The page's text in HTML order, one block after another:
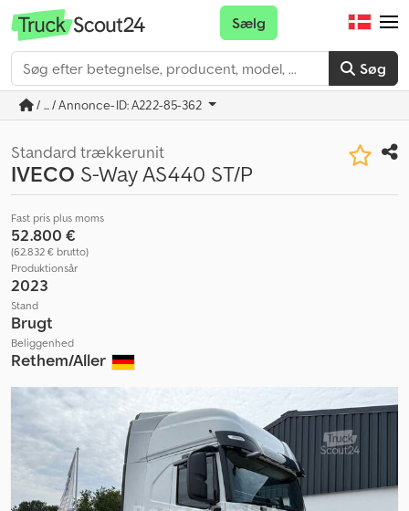
Søg
Sælg
/ ... / Annonce-ID: A222-85-362
Standard trækkerunit
IVECO S-Way AS440 ST/P
Fast pris plus moms
52.800 €
(62.832 € brutto)
Produktionsår
2023
Stand
Brugt
Beliggenhed
Rethem/Aller